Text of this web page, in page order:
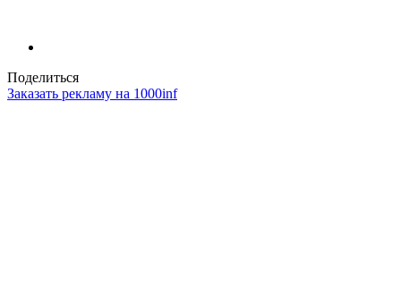
Поделиться
Заказать рекламу на 1000inf